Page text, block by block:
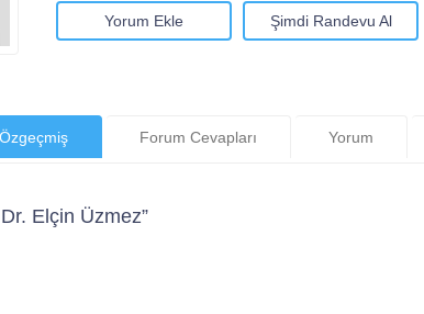
Yorum Ekle Şimdi Randevu Al
Özgeçmiş Forum Cevapları Yorum
Elçin Üzmez”